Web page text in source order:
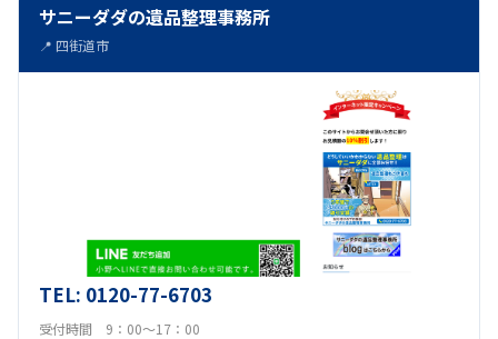
サニーダダの遺品整理事務所
📍 四街道市
TEL: 0120-77-6703
受付時間 9：00～17：00